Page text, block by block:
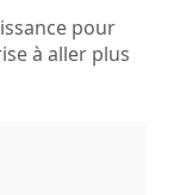
pour
à aller plus